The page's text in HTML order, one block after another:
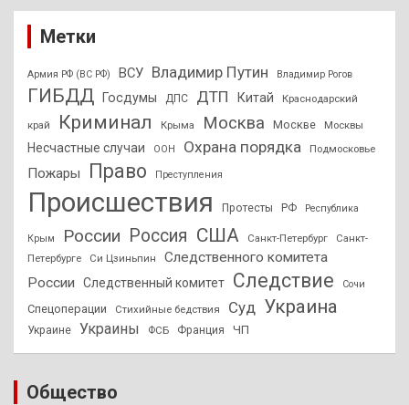
Метки
Армия РФ (ВС РФ) ВСУ Владимир Путин Владимир Рогов
ГИБДД Госдумы ДПС ДТП Китай Краснодарский
край Криминал Крыма Москва Москве Москвы
Несчастные случаи ООН Охрана порядка Подмосковье
Пожары Право Преступления
Происшествия Протесты РФ Республика
Крым России Россия США Санкт-Петербург
Санкт-
Петербурге
Си Цзиньпин
Следственного комитета
России
Следственный комитет Следствие Сочи
Спецоперации Стихийные бедствия Суд Украина
Украине Украины ФСБ Франция ЧП
Общество